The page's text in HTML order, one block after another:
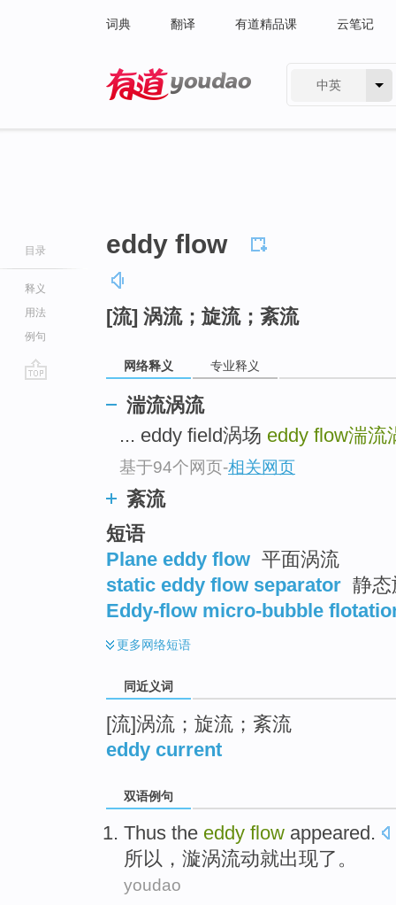
词典 翻译 有道精品课 云笔记
中英
目录
释义
用法
例句
eddy flow
[流] 涡流；旋流；紊流
网络释义 专业释义
湍流涡流
... eddy field涡场 eddy flow湍流
基于94个网页-相关网页
紊流
短语
Plane eddy flow 平面涡流
static eddy flow separator 静
Eddy-flow micro-bubble
更多网络短语
同近义词
[流]涡流；旋流；紊流
eddy current
双语例句
Thus the eddy flow appeared .
所以 ， 漩涡流动就出现了 。
youdao